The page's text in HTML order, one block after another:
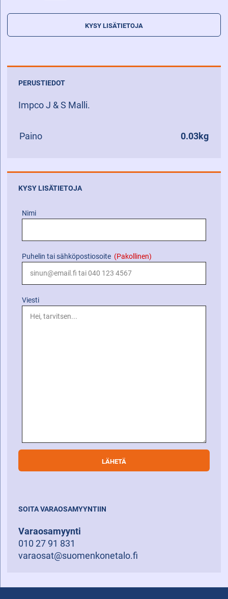
KYSY LISÄTIETOJA
PERUSTIEDOT
Impco J & S Malli.
Paino 0.03kg
KYSY LISÄTIETOJA
Nimi
Puhelin tai sähköpostiosoite (Pakollinen)
Viesti
SOITA VARAOSAMYYNTIIN
Varaosamyynti
010 27 91 831
varaosat@suomenkonetalo.fi